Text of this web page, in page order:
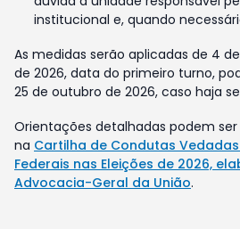
institucional e, quando
As medidas serão aplicadas de 4
de 2026, data do primeiro turno,
25 de outubro de 2026, caso haja
Orientações detalhadas podem
na Cartilha de Condutas
Federais nas Eleições de 2026,
Advocacia-Geral da União.